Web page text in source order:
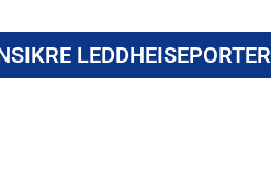
LEDDHEISEPORTER